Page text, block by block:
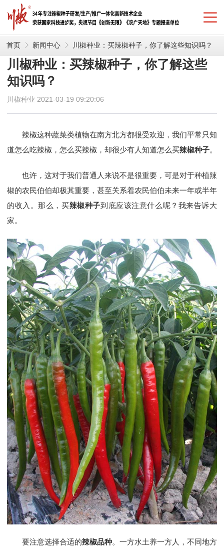
首页 新闻中心 川椒种业：买辣椒种子，你了解这些知识吗？
川椒种业：买辣椒种子，你了解这些
知识吗？
川椒种业 2021-03-19 09:20:06
辣椒这种蔬菜类植物在南方北方都很受欢迎，我们平常只知
道怎么吃辣椒，怎么买辣椒，却很少有人知道怎么买辣椒种子。
也许，这对于我们普通人来说不是很重要，可是对于种植辣
椒的农民伯伯却极其重要，甚至关系着农民伯伯未来一年或半年
的收入。那么，买辣椒种子到底应该注意什么呢？我来告诉大
家。
要注意选择合适的辣椒品种。一方水土养一方人，不同地方